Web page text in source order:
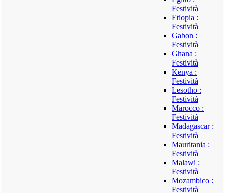
Festività
Etiopia :
Festività
Gabon :
Festività
Ghana :
Festività
Kenya :
Festività
Lesotho :
Festività
Marocco :
Festività
Madagascar :
Festività
Mauritania :
Festività
Malawi :
Festività
Mozambico :
Festività